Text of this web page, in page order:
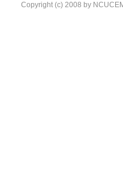
Copyright (c) 2008 by